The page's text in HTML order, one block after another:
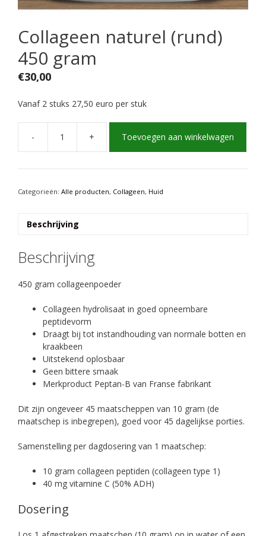
Collageen naturel (rund)
450 gram
€30,00
Vanaf 2 stuks 27,50 euro per stuk
-
Collageen
naturel
(rund)
gram
+ Toevoegen aan winkelwagen
Categorieën: Alle producten, Collageen, Huid
Beschrijving
Beschrijving
450 gram collageenpoeder
Collageen hydrolisaat in goed opneembare
peptidevorm
Draagt bij tot instandhouding van normale botten en
kraakbeen
Uitstekend oplosbaar
Geen bittere smaak
Merkproduct Peptan-B van Franse fabrikant
Dit zijn ongeveer 45 maatscheppen van 10 gram (de
maatschep is inbegrepen), goed voor 45 dagelijkse porties.
Samenstelling per dagdosering van 1 maatschep:
10 gram collageen peptiden (collageen type 1)
40 mg vitamine C (50% ADH)
Dosering